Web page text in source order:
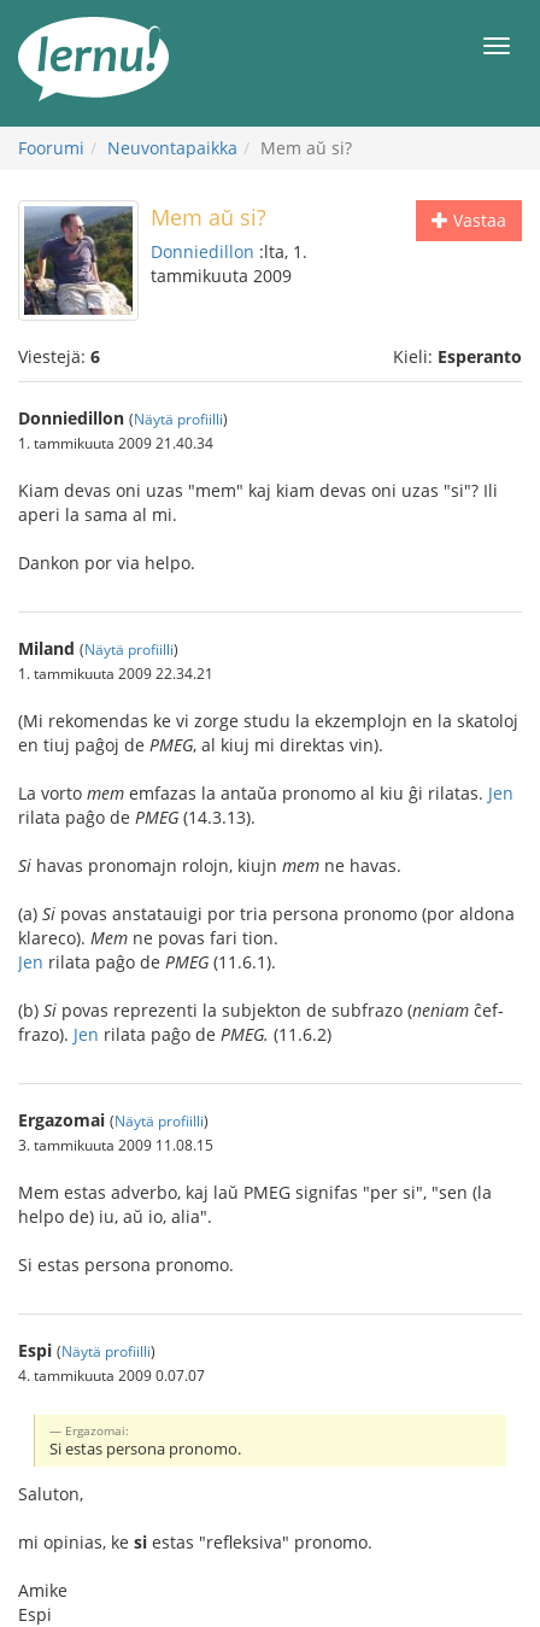
sisältöön
Foorumi Neuvontapaikka Mem aŭ si?
Vastaa
Mem aŭ si?
Donniedillon :lta, 1.
tammikuuta 2009
Viestejä: 6 Kieli: Esperanto
Donniedillon (Näytä profiilli)
1. tammikuuta 2009 21.40.34
Kiam devas oni uzas "mem" kaj kiam devas oni uzas "si"? Ili
aperi la sama al mi.
Dankon por via helpo.
Miland (Näytä profiilli)
1. tammikuuta 2009 22.34.21
(Mi rekomendas ke vi zorge studu la ekzemplojn en la skatoloj
en tiuj paĝoj de PMEG, al kiuj mi direktas vin).
La vorto mem emfazas la antaŭa pronomo al kiu ĝi rilatas. Jen
rilata paĝo de PMEG (14.3.13).
Si havas pronomajn rolojn, kiujn mem ne havas.
(a) Si povas anstatauigi por tria persona pronomo (por aldona
klareco). Mem ne povas fari tion.
Jen rilata paĝo de PMEG (11.6.1).
(b) Si povas reprezenti la subjekton de subfrazo (neniam ĉef-
frazo). Jen rilata paĝo de PMEG. (11.6.2)
Ergazomai (Näytä profiilli)
3. tammikuuta 2009 11.08.15
Mem estas adverbo, kaj laŭ PMEG signifas "per si", "sen (la
helpo de) iu, aŭ io, alia".
Si estas persona pronomo.
Espi (Näytä profiilli)
4. tammikuuta 2009 0.07.07
Ergazomai:
Si estas persona pronomo.
Saluton,
mi opinias, ke si estas "refleksiva" pronomo.
Amike
Espi